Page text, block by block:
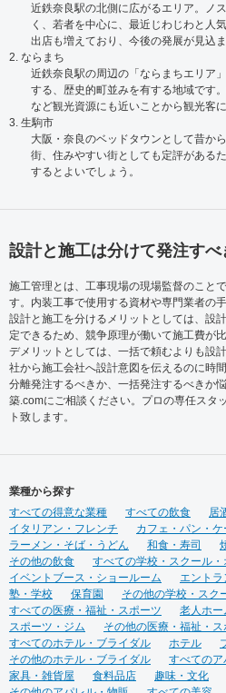
近鉄奈良駅の北側に広がるエリア。ノ
く、若者を中心に、最近じわじわと人
出店も増えており、今後の発展が見込ま
2. ならまち
近鉄奈良駅の周辺の「ならまちエリア
する、歴史的町並みを有する地域です
など観光資源にも近いことから観光客
3. 生駒市
大阪・奈良のベッドタウンとして昔か
街、住みやすい街としても定評がある
するとよいでしょう。
設計と施工は分けて発注すべ
施工管理とは、工事現場の現場監督のこと
す。内装工事で使用する資材や専門業者の
設計と施工を分けるメリットとしては、設
定できるため、競争原理が働いて施工費が
デメリットとしては、一括で頼むよりも設
社から施工会社へ設計意図を伝えるのに時
分離発注するべきか、一括発注するべきか
築.comにご相談ください。プロの専任スタ
ト致します。
業種から探す
すべての得意な業種
すべての飲食 居
イタリアン・フレンチ
カフェ・パン・ケ
ラーメン・そば・うどん
和食・寿司
その他の飲食
すべての学校・スクール・
イベントブース・ショールーム
エントラ
塾・学校
保育園
その他の学校・スク
すべての医療・福祉・スポーツ
老人ホー
スポーツ・ジム
その他の医療・福祉・ス
すべてのホテル・ブライダル
ホテル
その他のホテル・ブライダル
すべてのア
家具・雑貨屋
食料品店 趣味・文化